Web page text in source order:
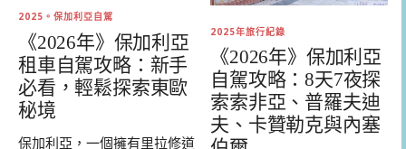
2025。保加利亞自駕
《2026年》保加利亞
租車自駕攻略：新手
必看，輕鬆探索東歐
秘境
保加利亞，一個擁有里拉修道
2025年旅行紀錄
《2026年》保加利亞
自駕攻略：8天7夜探
索索非亞、普羅夫迪
夫、卡贊勒克與內塞